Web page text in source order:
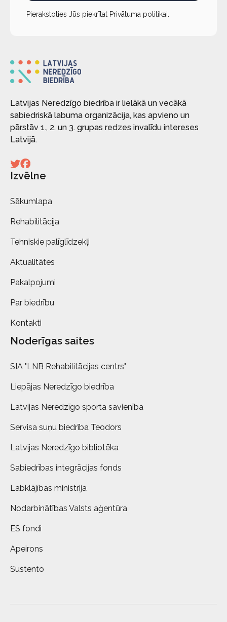
Pierakstoties Jūs piekrītat Privātuma politikai
Latvijas Neredzīgo biedrība ir lielākā un vecākā
sabiedriskā labuma organizācija, kas apvieno un
pārstāv 1., 2. un 3. grupas redzes invalīdu intereses
Latvijā.
Izvēlne
Sākumlapa
Rehabilitācija
Tehniskie palīglīdzekļi
Aktualitātes
Pakalpojumi
Par biedrību
Kontakti
Noderīgas saites
SIA "LNB Rehabilitācijas centrs"
Liepājas Neredzīgo biedrība
Latvijas Neredzīgo sporta savienība
Servisa suņu biedrība Teodors
Latvijas Neredzīgo bibliotēka
Sabiedrības integrācijas fonds
Labklājības ministrija
Nodarbinātības Valsts aģentūra
ES fondi
Apeirons
Sustento